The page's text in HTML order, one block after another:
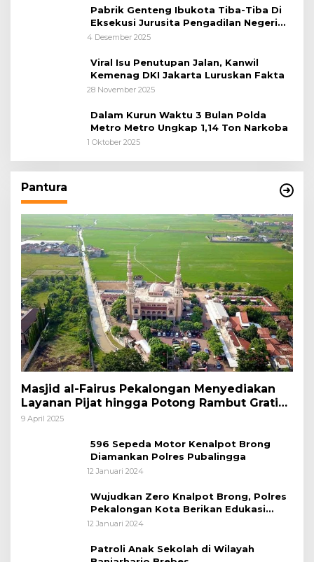
Pabrik Genteng Ibukota Tiba-Tiba Di
Eksekusi Jurusita Pengadilan Negeri
Tangerang, Diduga Cacat Hukum Sejak
4 Desember 2025
Viral Isu Penutupan Jalan, Kanwil
Kemenag DKI Jakarta Luruskan Fakta
28 November 2025
Dalam Kurun Waktu 3 Bulan Polda
Metro Metro Ungkap 1,14 Ton Narkoba
1 Oktober 2025
Pantura
Masjid al-Fairus Pekalongan Menyediakan
Layanan Pijat hingga Potong Rambut Gratis
bagi Pemudik Lebaran 2025
9 April 2025
596 Sepeda Motor Kenalpot Brong
Diamankan Polres Pubalingga
12 Januari 2024
Wujudkan Zero Knalpot Brong, Polres
Pekalongan Kota Berikan Edukasi
Kepada Pelajar
12 Januari 2024
Patroli Anak Sekolah di Wilayah